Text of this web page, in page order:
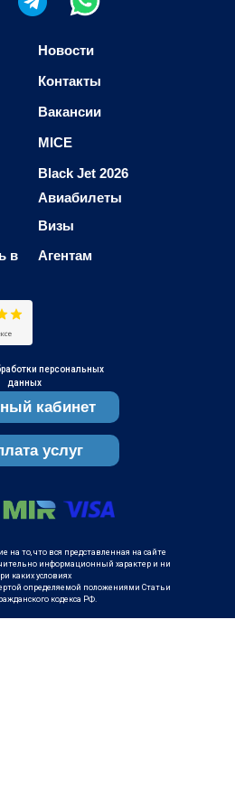
то, что вся представленная на сайте
информационный характер и ни
каких условиях
определяемой положениями Статьи
кодекса РФ.
персональных
данных
кабинет
услуг
Новости
Контакты
Вакансии
Black Jet 2026
Авиабилеты
в
MICE
Визы
Агентам